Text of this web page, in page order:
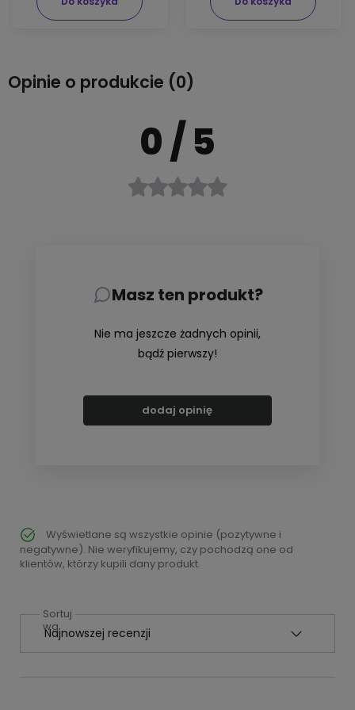
Opinie o produkcie (0)
0/ 5
Masz ten produkt?
Nie ma jeszcze żadnych opinii,
bądź pierwszy!
dodaj opinię
Wyświetlane są wszystkie opinie (pozytywne i
negatywne). Nie weryfikujemy, czy pochodzą one od
klientów, którzy kupili dany produkt.
Sortuj
wg